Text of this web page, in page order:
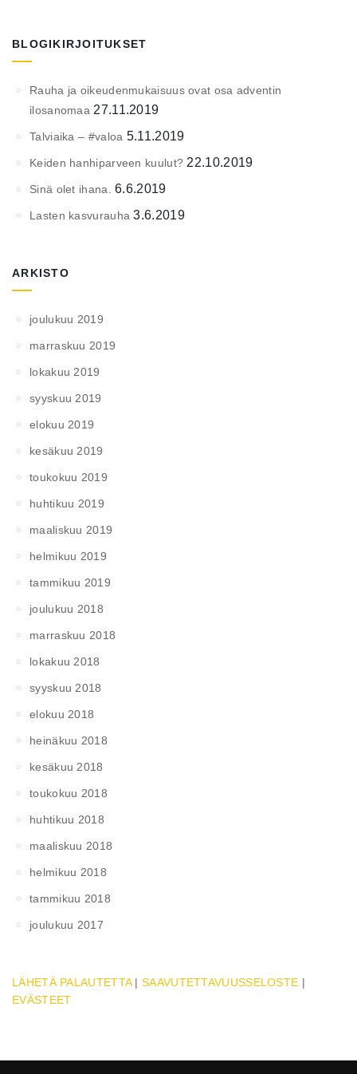
BLOGIKIRJOITUKSET
Rauha ja oikeudenmukaisuus ovat osa adventin
ilosanomaa 27.11.2019
Talviaika – #valoa 5.11.2019
Keiden hanhiparveen kuulut? 22.10.2019
Sinä olet ihana. 6.6.2019
Lasten kasvurauha 3.6.2019
ARKISTO
joulukuu 2019
marraskuu 2019
lokakuu 2019
syyskuu 2019
elokuu 2019
kesäkuu 2019
toukokuu 2019
huhtikuu 2019
maaliskuu 2019
helmikuu 2019
tammikuu 2019
joulukuu 2018
marraskuu 2018
lokakuu 2018
syyskuu 2018
elokuu 2018
heinäkuu 2018
kesäkuu 2018
toukokuu 2018
huhtikuu 2018
maaliskuu 2018
helmikuu 2018
tammikuu 2018
joulukuu 2017
LÄHETÄ PALAUTETTA|SAAVUTETTAVUUSSELOSTE |
EVÄSTEET